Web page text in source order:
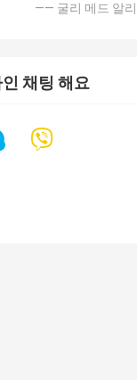
—— 굴리 메드 알리
채팅 해요